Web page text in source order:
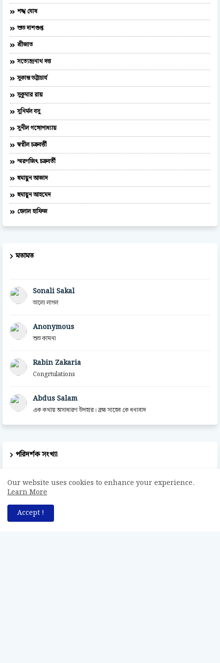
শঙ্খ ঘোষ
শুভ দাশগুপ্ত
শ্রীজাত
সত্যেন্দ্রনাথ দত্ত
সুকান্ত ভট্টাচার্য
সুকুমার রায়
সুনির্মল বসু
সুনীল গঙ্গোপাধ্যায়
স্বপ্নীল চক্রবর্ত্তী
স্মরণজিৎ চক্রবর্তী
হুমায়ুন আজাদ
হুমায়ূন আহমেদ
হেলাল হাফিজ
মতামত
Sonali Sakal
ভালো লাগল
Anonymous
শুভ কামনা
Rabin Zakaria
Congrtulations
Abdus Salam
এক কথায় অসাধারণ উপহার। ব্রহ্ম সাহেব কে ধন্যবাদ
পরিদর্শক সংখ্যা
Our website uses cookies to enhance your experience.
Learn More
Accept !